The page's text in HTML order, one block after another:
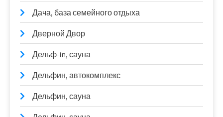
Дача, база семейного отдыха
Дверной Двор
Дельф-in, сауна
Дельфин, автокомплекс
Дельфин, сауна